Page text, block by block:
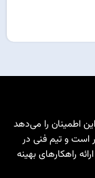
اطمینان را می‌دهد
است و تیم فنی در
راهکارهای بهینه